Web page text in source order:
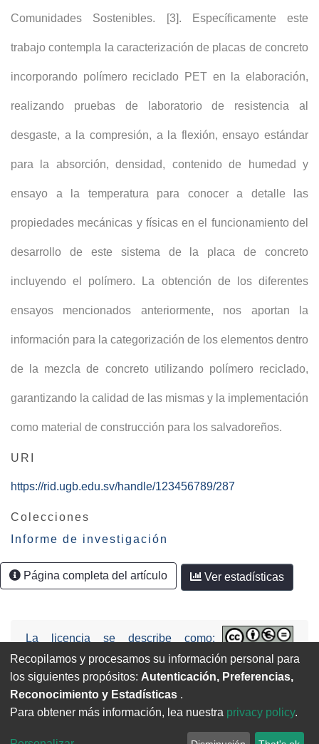
Comunidades Sostenibles. [3]. Específicamente este
trabajo contempla la caracterización de placas de concreto
incorporando polímero reciclado PET en la elaboración,
realizando pruebas de laboratorio de resistencia al
desgaste, a la compresión, a la flexión, ensayo estándar
para la absorción, densidad, contenido de humedad y
ensayo a la temperatura para conocer a detalle las
propiedades mecánicas y físicas en el funcionamiento del
desarrollo de este sistema de la placa de concreto
incluyendo el polímero. La obtención de los diferentes
ensayos mencionados anteriormente, nos aportan la
información para la categorización de los elementos dentro
de la mezcla de concreto utilizando polímero reciclado,
garantizando la calidad de las mismas y la implementación
como material de construcción para los salvadoreños.
URI
https://rid.ugb.edu.sv/handle/123456789/287
Colecciones
Informe de investigación
Página completa del artículo Ver estadísticas
La licencia se describe como:
Attribution-NonCommercial-NoDerivs
3.0 United States (CC BY-NC-ND 3.0 US).
Universidad Gerardo Barrios | UGB. copyright © 2026
Recopilamos y procesamos su información personal para
los siguientes propósitos: Autenticación, Preferencias,
Reconocimiento y Estadísticas .
Para obtener más información, lea nuestra privacy policy.